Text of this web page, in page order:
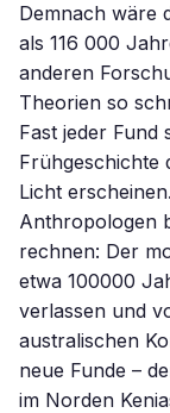
Demnach wäre
als 116 000
anderen
Theorien so
Fast jeder
Frühgeschichte
Licht
Anthropologen
rechnen: Der
etwa 100000
verlassen und
australischen
neue Funde –
im Norden